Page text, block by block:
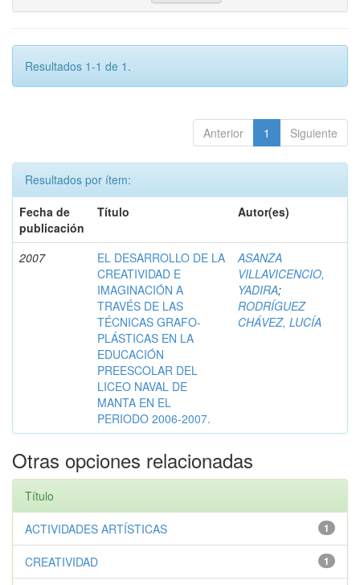
Resultados 1-1 de 1.
Anterior 1 Siguiente
Resultados por ítem:
Fecha de
publicación
Título Autor(es)
2007
EL DESARROLLO DE LA
CREATIVIDAD E
IMAGINACIÓN A
TRAVÉS DE LAS
TÉCNICAS GRAFO-
PLÁSTICAS EN LA
EDUCACIÓN
PREESCOLAR DEL
LICEO NAVAL DE
MANTA EN EL
PERIODO 2006-2007.
ASANZA
VILLAVICENCIO,
YADIRA;
RODRÍGUEZ
CHÁVEZ, LUCÍA
Otras opciones relacionadas
Título
1
ACTIVIDADES ARTÍSTICAS
1
CREATIVIDAD